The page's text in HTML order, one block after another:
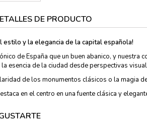
DE PRODUCTO
estilo y la elegancia de la capital española!
de España que un buen abanico, y
esencia de la ciudad desde perspectivas
de los monumentos clásicos o la magia
en el centro en una fuente clásica y